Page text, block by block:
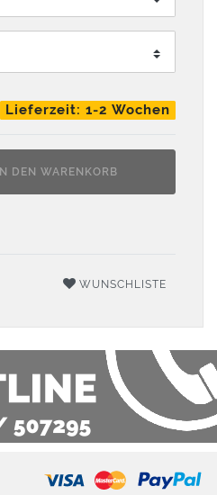
Lieferzeit: 1-2 Wochen
IN DEN WARENKORB
WUNSCHLISTE